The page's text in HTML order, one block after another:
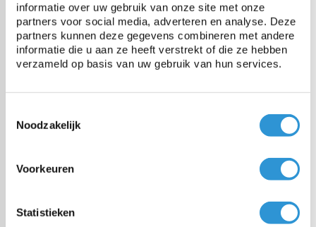
informatie over uw gebruik van onze site met onze
partners voor social media, adverteren en analyse. Deze
partners kunnen deze gegevens combineren met andere
informatie die u aan ze heeft verstrekt of die ze hebben
verzameld op basis van uw gebruik van hun services.
Noodzakelijk
Voorkeuren
Statistieken
Résistance à la déchirure 200 N
Stabilisé UV Oui
Résistance à la temperature -30 tot +70°C
Vragen over dit product: